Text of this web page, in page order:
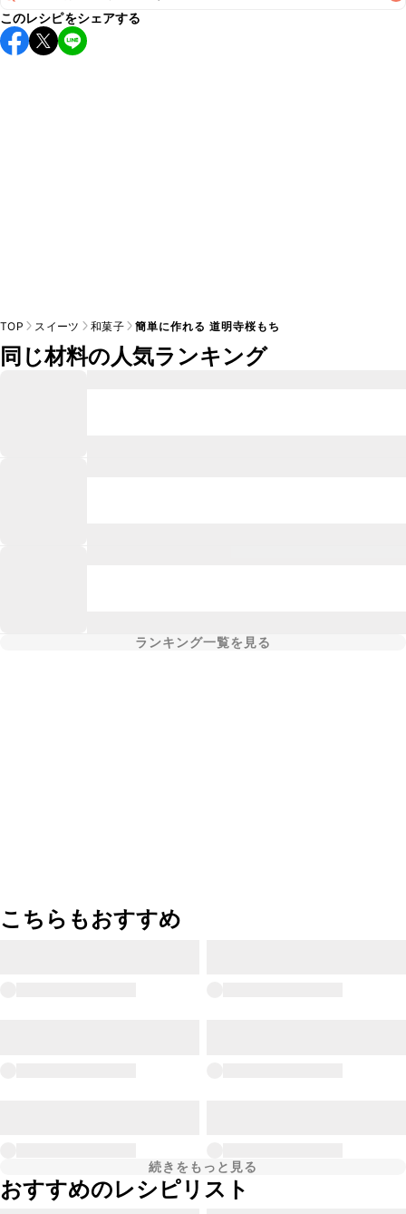
保存期間は常温で当日中が目安です。なるべくお早めにお召
し上がりください。
このレシピをシェアする
TOP スイーツ 和菓子 簡単に作れる 道明寺桜もち
同じ材料の人気ランキング
ランキング一覧を見る
こちらもおすすめ
続きをもっと見る
おすすめのレシピリスト